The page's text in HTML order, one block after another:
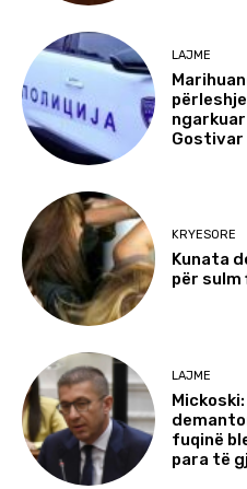
LAJME
Gostivar
KRYESORE
Kunata
për sulm
LAJME
fuqinë
para të